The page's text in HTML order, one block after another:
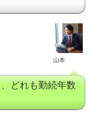
山本
どれも勤続年数